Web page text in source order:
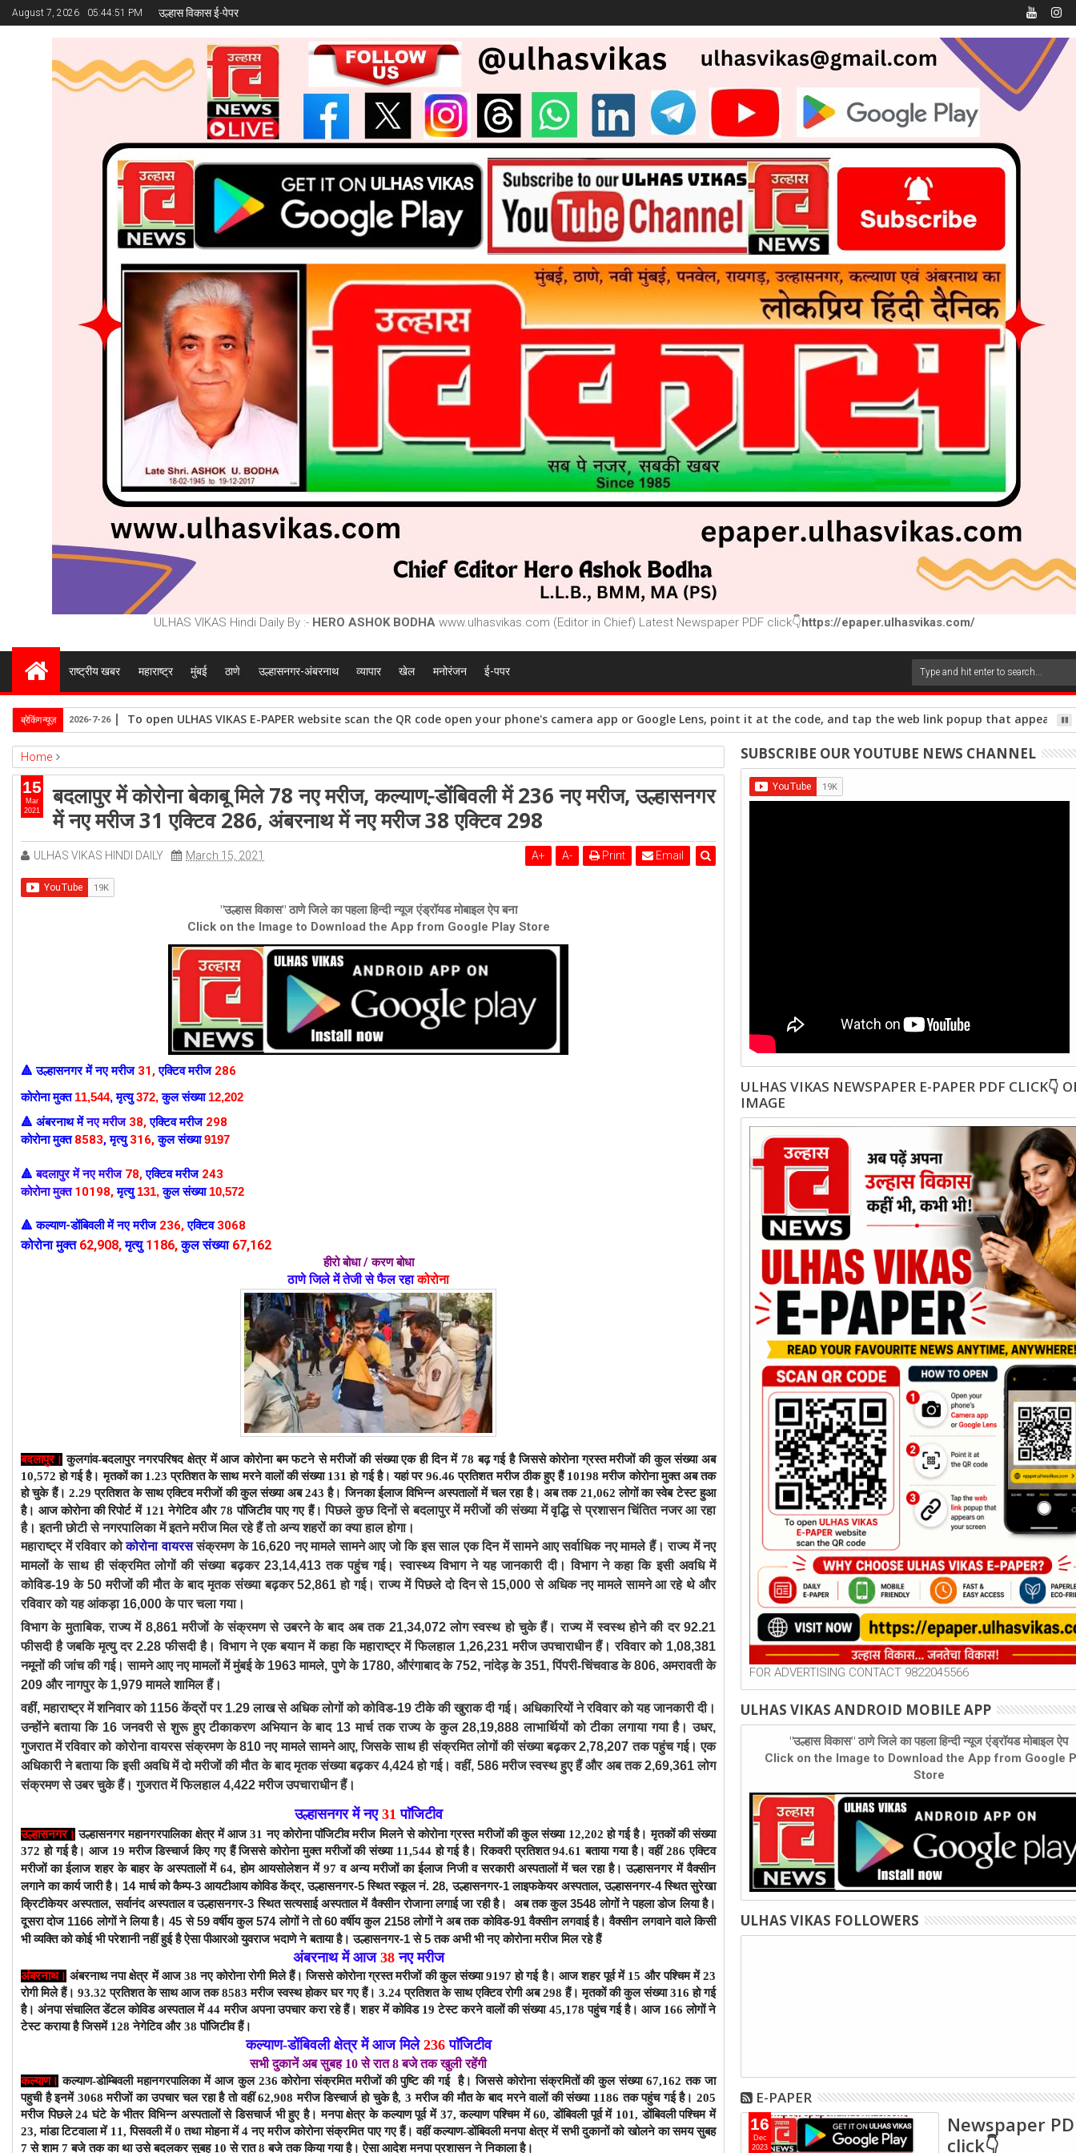
August 7, 2026 05:44:52 PM उल्हास विकास ई-पेपर
ULHAS VIKAS Hindi Daily By :- HERO ASHOK BODHA www.ulhasvikas.com (Editor in Chief) Latest Newspaper PDF click👇https://epaper.ulhasvikas.com/
राष्ट्रीय खबर महाराष्ट्र मुंबई ठाणे उल्हासनगर-अंबरनाथ व्यापार खेल मनोरंजन ई-पपर
ब्रेकिंग न्यूज़ To open ULHAS VIKAS E-PAPER website scan the QR code open your phone's camera app or Google Lens, point it at the code, and tap the web link popup that appears
2026-7-26
Home
ambernath
Featured kalyan
ulhasnagar
बदलापुर में कोरोना बेकाबू मिले 78 नए मरीज, कल्याण-़डोंबिवली में 236 नए मरीज, उल्हासनगर में नए मरीज 31 एक्टिव 286, अंबरनाथ में नए मरीज 38 एक्टिव 298
बदलापुर में कोरोना बेकाबू मिले 78 नए मरीज, कल्याण-़डोंबिवली में 236 नए मरीज, उल्हासनगर
में नए मरीज 31 एक्टिव 286, अंबरनाथ में नए मरीज 38 एक्टिव 298
ULHAS VIKAS HINDI DAILY March 15, 2021 A+ A- Print Email
"उल्हास विकास" ठाणे जिले का पहला हिन्दी न्यूज एंड्रॉयड मोबाइल ऐप बना
Click on the Image to Download the App from Google Play Store
🔺उल्हासनगर मेंनए मरीज31 ,एक्टिव मरीज 286
कोरोना मुक्त11,544,मृत्यु372, कुल संख्या12,202
🔺 अंबरनाथ मेंनए मरीज 38, एक्टिव मरीज 298
कोरोना मुक्त8583,मृत्यु316, कुल संख्या9197
🔺 बदलापुर में नए मरीज 78,एक्टिव मरीज243
कोरोना मुक्त10198,मृत्यु131,कुल संख्या10,572
🔺कल्याण-डोंबिवली मेंनए मरीज 236, एक्टिव3068
कोरोना मुक्त 62,908,मृत्यु 1186,कुल संख्या67,162
हीरो बोधा / करण बोधा
ठाणे जिले में तेजी से फैल रहाकोरोना
बदलापुर। कुलगांव-बदलापुर नगरपरिषद क्षेत्र में आज कोरोना बम फटने से मरीजों की संख्या एक ही दिन में 78 बढ़ गई हैजिससे कोरोना ग्रस्त मरीजों की कुल संख्या अब
10,572 होगई है। मृतकों का 1.23 प्रतिशत के साथ मरने वालों की संख्या 131 हो गई है।यहां पर 96.46प्रतिशत मरीज ठीक हुए हैं 10198मरीज कोरोना मुक्त अब तक
हो चुके हैं। 2.29प्रतिशत के साथ एक्टिव मरीजों की कुल संख्या अब 243 है। जिनका ईलाज विभिन्न अस्पतालों में चल रहा है। अब तक 21,062लोगों का स्वेब टेस्ट हुआ
है। आज कोरोनाकी रिपोर्ट में 121नेगेटिव और 78 पाॅजिटीवपाए गए हैं। पिछले कुछ दिनों से बदलापुर में मरीजों की संख्या में वृद्धि से प्रशासन चिंतित नजर आ रहा
है। इतनी छोटी से नगरपालिका में इतने मरीज मिल रहे हैं तो अन्य शहरों का क्या हाल होगा।
महाराष्ट्र में रविवार कोकोरोना वायरससंक्रमण के 16,620 नए मामले सामने आए जो कि इस साल एक दिन में सामने आए सर्वाधिक नए मामले हैं। राज्य में नए
मामलों के साथ ही संक्रमित लोगों की संख्या बढ़कर 23,14,413 तक पहुंच गई। स्वास्थ्य विभाग ने यह जानकारी दी। विभाग ने कहा कि इसी अवधि में
कोविड-19 के 50 मरीजों की मौत के बाद मृतक संख्या बढ़कर 52,861 हो गई। राज्य में पिछले दो दिन से 15,000 से अधिक नए मामले सामने आ रहे थे और
रविवार को यह आंकड़ा 16,000 के पार चला गया।
विभाग के मुताबिक, राज्य में 8,861 मरीजों के संक्रमण से उबरने के बाद अब तक 21,34,072 लोग स्वस्थ हो चुके हैं। राज्य में स्वस्थ होने की दर 92.21
फीसदी है जबकि मृत्यु दर 2.28 फीसदी है। विभाग ने एक बयान में कहा कि महाराष्ट्र में फिलहाल 1,26,231 मरीज उपचाराधीन हैं। रविवार को 1,08,381
नमूनों की जांच की गई। सामने आए नए मामलों में मुंबई के 1963 मामले, पुणे के 1780, औरंगाबाद के 752, नांदेड़ के 351, पिंपरी-चिंचवाड के 806, अमरावती के
209 और नागपुर के 1,979 मामले शामिल हैं।
वहीं, महाराष्ट्र में शनिवार को 1156 केंद्रों पर 1.29 लाख से अधिक लोगों को कोविड-19 टीके की खुराक दी गई। अधिकारियों ने रविवार को यह जानकारी दी।
उन्होंने बताया कि 16 जनवरी से शुरू हुए टीकाकरण अभियान के बाद 13 मार्च तक राज्य के कुल 28,19,888 लाभार्थियों को टीका लगाया गया है। उधर,
गुजरात में रविवार को कोरोना वायरस संक्रमण के 810 नए मामले सामने आए, जिसके साथ ही संक्रमित लोगों की संख्या बढ़कर 2,78,207 तक पहुंच गई। एक
अधिकारी ने बताया कि इसी अवधि में दो मरीजों की मौत के बाद मृतक संख्या बढ़कर 4,424 हो गई। वहीं, 586 मरीज स्वस्थ हुए हैं और अब तक 2,69,361 लोग
संक्रमण से उबर चुके हैं। गुजरात में फिलहाल 4,422 मरीज उपचाराधीन हैं।
उल्हासनगर में नए 31 पाॅजिटीव
उल्हासनगर। उल्हासनगर महानगरपालिका क्षेत्र मेंआज 31 नए कोरोना पाॅजिटीव मरीज मिलने से कोरोना ग्रस्त मरीजों की कुल संख्या 12,202 हो गई है। मृतकों की संख्या
372 हो गई है।आज 19 मरीज डिस्चार्ज किए गए हैं जिससे कोरोना मुक्त मरीजों की संख्या 11,544 हो गई है। रिकवरी प्रतिशत 94.61 बताया गया है। वहीं286 एक्टिव
मरीजोंका ईलाज शहर के बाहर के अस्पतालों में 64, होम आयसोलेशन में 97 व अन्य मरीजों का ईलाज निजी व सरकारी अस्पतालों में चल रहा है।उल्हासनगर में वैक्सीन
लगाने का कार्य जारी है। 14 मार्च को कैम्प-3 आयटीआय कोविड केंद्र, उल्हासनगर-5 स्थित स्कूल नं. 28, उल्हासनगर-1 लाइफकेयर अस्पताल, उल्हासनगर-4 स्थित सुरेखा
क्रिटीकेयर अस्पताल, सर्वानंद अस्पताल व उल्हासनगर-3 स्थित सत्यसाई अस्पताल में वैक्सीन रोजाना लगाई जा रही है। अब तक कुल 3548 लोगों ने पहला डोज लिया है।
दूसरा दोज 1166 लोगों ने लिया है। 45 से 59 वर्षीय कुल 574 लोगों ने तो 60 वर्षीय कुल 2158 लोगों ने अब तक कोविड-91 वैक्सीन लगवाई है। वैक्सीन लगवाने वाले किसी
भी व्यक्ति को कोई भी परेशानी नहीं हुई है ऐसा पीआरओ युवराज भदाणे ने बताया है। उल्हासनगर-1 से 5 तक अभी भी नए कोरोना मरीज मिल रहे हैं
अंबरनाथ में आज 38 नए मरीज
अंबरनाथ। अंबरनाथ नपा क्षेत्र में आज 38 नए कोरोना रोगी मिले हैं। जिससे कोरोना ग्रस्त मरीजों की कुल संख्या 9197 हो गई है। आज शहर पूर्व में 15 और पश्चिम में 23
रोगी मिले हैं। 93.32 प्रतिशत के साथआज तक 8583 मरीज स्वस्थ होकर घर गए हैं। 3.24प्रतिशत के साथ एक्टिव रोगी अब 298 हैं। मृतकों की कुल संख्या 316 हो गई
है।अंनपा संचालित डेंटल कोविड अस्पताल में 44 मरीज अपना उपचार करा रहे हैं। शहर में कोविड 19 टेस्ट करने वालों की संख्या 45,178 पहुंच गई है। आज 166 लोगों ने
टेस्ट कराया है जिसमें 128 नेगेटिव और 38 पाॅजिटीव हैं।
कल्याण-डोंबिवली क्षेत्र में आज मिले 236 पाॅजिटीव
सभी दुकानें अब सुबह 10 से रात 8 बजे तक खुली रहेंगी
कल्याण। कल्याण-डोम्बिवलीमहानगरपालिकामें आज कुल 236 कोरोना संक्रमित मरीजों की पुष्टि की गई है। जिससेकोरोना संक्रमितों की कुल संख्या 67,162तक जा
पहुची है इनमें 3068 मरीजों का उपचार चल रहा है तो वहीं 62,908 मरीज डिस्चार्ज हो चुके है, 3 मरीज की मौत के बाद मरने वालों की संख्या 1186 तक पहुंच गई है। 205
मरीज पिछले 24 घंटे के भीतर विभिन्न अस्पतालों से डिसचार्ज भी हुए है।मनपा क्षेत्र के कल्याण पूर्व में 37, कल्याण पश्चिम में 60, डोंबिवली पूर्व में 101, डोंबिवली पश्चिम में
23, मांडा टिटवाला में 11, पिसवली में 0 तथा मोहना में 4 नए मरीज कोरोना संक्रमित पाए गए हैं। वहीं कल्याण-डोंबिवली मनपा क्षेत्र में सभी दुकानों को खोलने का समय सुबह
7 से शाम 7 बजे तक का था उसे बदलकर सुबह 10 से रात 8 बजे तक किया गया है। ऐसा आदेश मनपा प्रशासन ने निकाला है।
15
Mar
2021
SUBSCRIBE OUR YOUTUBE NEWS CHANNEL
ULHAS VIKAS NEWSPAPER E-PAPER PDF CLICK👇
IMAGE
FOR ADVERTISING CONTACT 9822045566
ULHAS VIKAS ANDROID MOBILE APP
"उल्हास विकास" ठाणे जिले का पहला हिन्दी न्यूज एंड्रॉयड मोबाइल ऐप
Click on the Image to Download the App from Google
Store
ULHAS VIKAS FOLLOWERS
E-PAPER
16
Dec
2023
Newspaper
click👇